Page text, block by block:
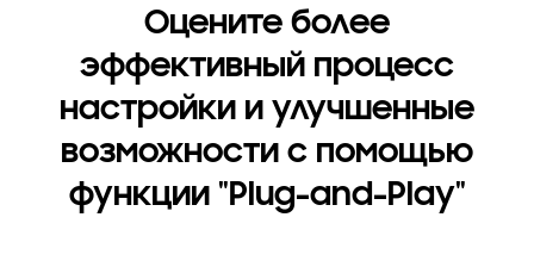
Оцените более
эффективный процесс
настройки и улучшенные
возможности с помощью
функции "Plug-and-Play"